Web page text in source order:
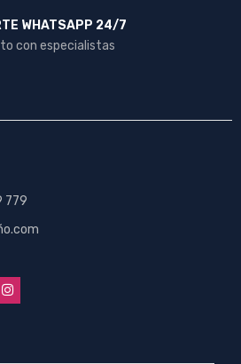
WHATSAPP 24/7
con especialistas
779